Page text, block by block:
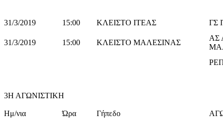
31/3/2019 15:00 ΚΛΕΙΣΤΟ ΙΤΕΑΣ ΓΣ
31/3/2019 15:00 ΚΛΕΙΣΤΟ ΜΑΛΕΣΙΝΑΣ
ΑΣ
3Η ΑΓΩΝΙΣΤΙΚΗ
Ημ/νια Ώρα Γήπεδο